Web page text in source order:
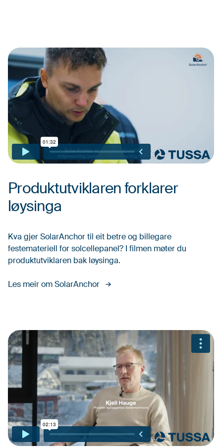
Produktutviklaren forklarer
løysinga
Kva gjer SolarAnchor til eit betre og billegare
festemateriell for solcellepanel? I filmen møter du
produktutviklaren bak løysinga.
Les meir om SolarAnchor